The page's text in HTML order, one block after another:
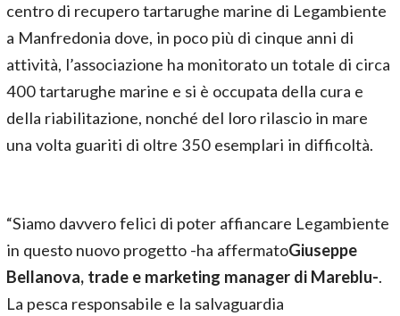
centro di recupero tartarughe marine di Legambiente
a Manfredonia dove, in poco più di cinque anni di
attività, l’associazione ha monitorato un totale di circa
400 tartarughe marine e si è occupata della cura e
della riabilitazione, nonché del loro rilascio in mare
una volta guariti di oltre 350 esemplari in difficoltà.
“Siamo davvero felici di poter affiancare Legambiente
in questo nuovo progetto -ha affermatoGiuseppe
Bellanova, trade e marketing manager di Mareblu-.
La pesca responsabile e la salvaguardia